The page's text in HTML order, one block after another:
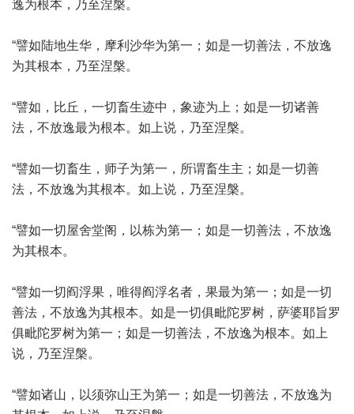
逸为根本，乃至涅槃。
“譬如陆地生华，摩利沙华为第一；如是一切善法，不放逸
为其根本，乃至涅槃。
“譬如，比丘，一切畜生迹中，象迹为上；如是一切诸善
法，不放逸最为根本。如上说，乃至涅槃。
“譬如一切畜生，师子为第一，所谓畜生主；如是一切善
法，不放逸为其根本。如上说，乃至涅槃。
“譬如一切屋舍堂阁，以栋为第一；如是一切善法，不放逸
为其根本。
“譬如一切阎浮果，唯得阎浮名者，果最为第一；如是一切
善法，不放逸为其根本。如是一切俱毗陀罗树，萨婆耶旨罗
俱毗陀罗树为第一；如是一切善法，不放逸为根本。如上
说，乃至涅槃。
“譬如诸山，以须弥山王为第一；如是一切善法，不放逸为